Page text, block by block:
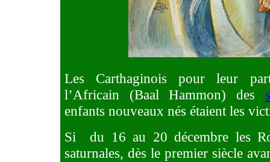
Les Carthaginois pour leur
l’Africain (Baal Hammon) des
enfants nouveaux nés étaient les
Si
du 16 au 20 décembre les
saturnales, dès le premier siècle